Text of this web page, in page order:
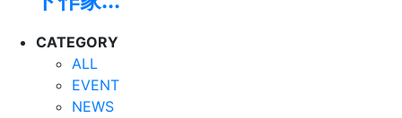
CATEGORY
ALL
EVENT
NEWS